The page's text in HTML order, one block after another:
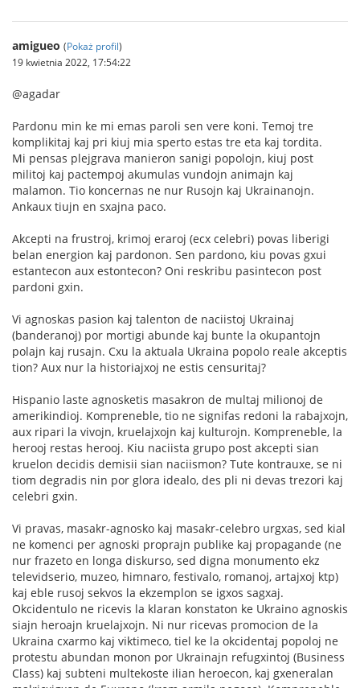
amigueo (Pokaż profil)
19 kwietnia 2022, 17:54:22
@agadar
Pardonu min ke mi emas paroli sen vere koni. Temoj tre
komplikitaj kaj pri kiuj mia sperto estas tre eta kaj tordita.
Mi pensas plejgrava manieron sanigi popolojn, kiuj post
militoj kaj pactempoj akumulas vundojn animajn kaj
malamon. Tio koncernas ne nur Rusojn kaj Ukrainanojn.
Ankaux tiujn en sxajna paco.
Akcepti na frustroj, krimoj eraroj (ecx celebri) povas liberigi
belan energion kaj pardonon. Sen pardono, kiu povas gxui
estantecon aux estontecon? Oni reskribu pasintecon post
pardoni gxin.
Vi agnoskas pasion kaj talenton de naciistoj Ukrainaj
(banderanoj) por mortigi abunde kaj bunte la okupantojn
polajn kaj rusajn. Cxu la aktuala Ukraina popolo reale akceptis
tion? Aux nur la historiajxoj ne estis censuritaj?
Hispanio laste agnosketis masakron de multaj milionoj de
amerikindioj. Kompreneble, tio ne signifas redoni la rabajxojn,
aux ripari la vivojn, kruelajxojn kaj kulturojn. Kompreneble, la
herooj restas herooj. Kiu naciista grupo post akcepti sian
kruelon decidis demisii sian naciismon? Tute kontrauxe, se ni
tiom degradis nin por glora idealo, des pli ni devas trezori kaj
celebri gxin.
Vi pravas, masakr-agnosko kaj masakr-celebro urgxas, sed kial
ne komenci per agnoski proprajn publike kaj propagande (ne
nur frazeto en longa diskurso, sed digna monumento ekz
televidserio, muzeo, himnaro, festivalo, romanoj, artajxoj ktp)
kaj eble rusoj sekvos la ekzemplon se igxos sagxaj.
Okcidentulo ne ricevis la klaran konstaton ke Ukraino agnoskis
siajn heroajn kruelajxojn. Ni nur ricevas promocion de la
Ukraina cxarmo kaj viktimeco, tiel ke la okcidentaj popoloj ne
protestu abundan monon por Ukrainajn refugxintoj (Business
Class) kaj subteni multekoste ilian heroecon, kaj gxeneralan